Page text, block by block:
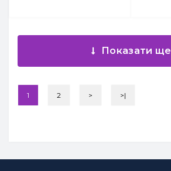
Показати ще
1 2 > >|